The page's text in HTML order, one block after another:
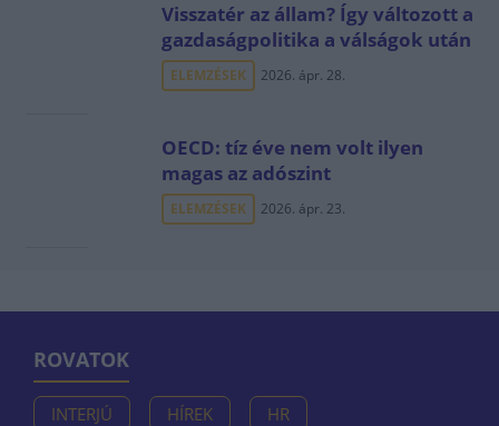
Visszatér az állam? Így változott a
gazdaságpolitika a válságok után
ELEMZÉSEK 2026. ápr. 28.
OECD: tíz éve nem volt ilyen
magas az adószint
ELEMZÉSEK 2026. ápr. 23.
ROVATOK
INTERJÚ HÍREK HR